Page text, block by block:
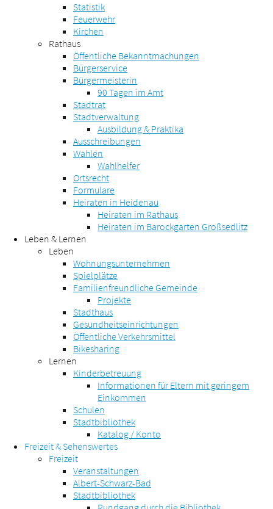
Statistik
Feuerwehr
Kirchen
Rathaus
Öffentliche Bekanntmachungen
Bürgerservice
Bürgermeisterin
90 Tagen im Amt
Stadtrat
Stadtverwaltung
Ausbildung & Praktika
Ausschreibungen
Wahlen
Wahlhelfer
Ortsrecht
Formulare
Heiraten in Heidenau
Heiraten im Rathaus
Heiraten im Barockgarten Großsedlitz
Leben & Lernen
Leben
Wohnungsunternehmen
Spielplätze
Familienfreundliche Gemeinde
Projekte
Stadthaus
Gesundheitseinrichtungen
Öffentliche Verkehrsmittel
Bikesharing
Lernen
Kinderbetreuung
Informationen für Eltern mit geringem
Einkommen
Schulen
Stadtbibliothek
Katalog / Konto
Freizeit & Sehenswertes
Freizeit
Veranstaltungen
Albert-Schwarz-Bad
Stadtbibliothek